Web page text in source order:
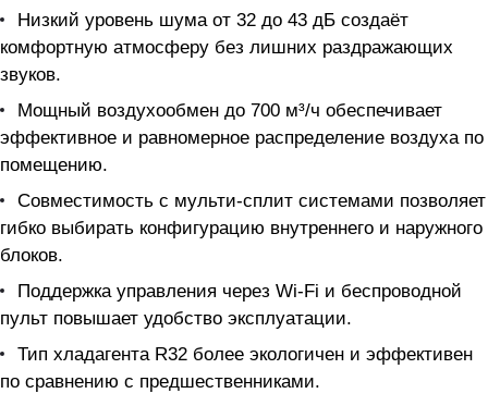
Низкий уровень шума от 32 до 43 дБ создаёт
комфортную атмосферу без лишних раздражающих
звуков.
Мощный воздухообмен до 700 м³/ч обеспечивает
эффективное и равномерное распределение воздуха по
помещению.
Совместимость с мульти-сплит системами позволяет
гибко выбирать конфигурацию внутреннего и наружного
блоков.
Поддержка управления через Wi-Fi и беспроводной
пульт повышает удобство эксплуатации.
Тип хладагента R32 более экологичен и эффективен
по сравнению с предшественниками.